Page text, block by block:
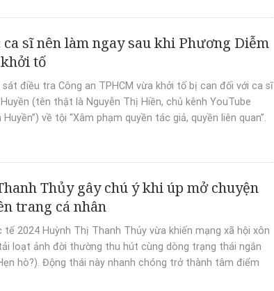
ca sĩ nên làm ngay sau khi Phương Diễm
tố
sát điều tra Công an TPHCM vừa khởi tố bị can đối với ca sĩ
(tên thật là Nguyễn Thị Hiền, chủ kênh YouTube
Huyền”) về tội “Xâm phạm quyền tác giả, quyền liên quan”.
Thủy gây chú ý khi úp mở chuyện
trang cá nhân
tế 2024 Huỳnh Thị Thanh Thủy vừa khiến mạng xã hội xôn
loạt ảnh đời thường thu hút cùng dòng trạng thái ngắn
hò?). Động thái này nhanh chóng trở thành tâm điểm